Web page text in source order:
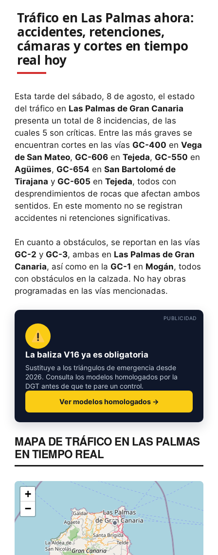
Tráfico en Las Palmas ahora:
accidentes, retenciones,
cámaras y cortes en tiempo
real hoy
Esta tarde del sábado, 8 de agosto, el estado
del tráfico en Las Palmas de Gran Canaria
presenta un total de 8 incidencias, de las
cuales 5 son críticas. Entre las más graves se
encuentran cortes en las vías GC-400 en Vega
de San Mateo, GC-606 en Tejeda, GC-550 en
Agüimes, GC-654 en San Bartolomé de
Tirajana y GC-605 en Tejeda, todos con
desprendimientos de rocas que afectan ambos
sentidos. En este momento no se registran
accidentes ni retenciones significativas.
En cuanto a obstáculos, se reportan en las vías
GC-2 y GC-3, ambas en Las Palmas de Gran
Canaria, así como en la GC-1 en Mogán, todos
con obstáculos en la calzada. No hay obras
programadas en las vías mencionadas.
PUBLICIDAD
La baliza V16 ya es obligatoria
Sustituye a los triángulos de emergencia desde
2026. Consulta los modelos homologados por la
DGT antes de que te pare un control.
Ver modelos homologados →
MAPA DE TRÁFICO EN LAS PALMAS
EN TIEMPO REAL
+
−